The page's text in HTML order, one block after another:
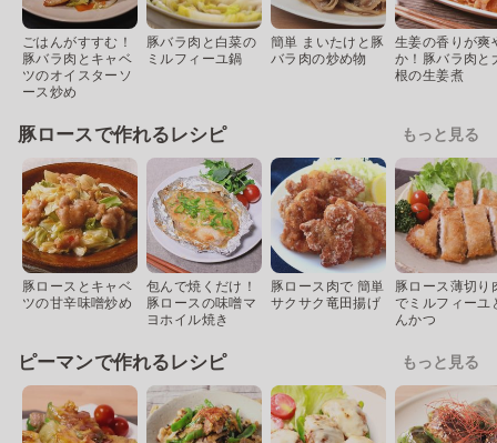
ごはんがすすむ！
豚バラ肉とキャベ
ツのオイスターソ
ース炒め
豚バラ肉と白菜の
ミルフィーユ鍋
簡単 まいたけと豚
バラ肉の炒め物
生姜の香りが爽
か！豚バラ肉と
根の生姜煮
豚ロースで作れるレシピ もっと見る
豚ロースとキャベ
ツの甘辛味噌炒め
包んで焼くだけ！
豚ロースの味噌マ
ヨホイル焼き
豚ロース肉で 簡単
サクサク竜田揚げ
豚ロース薄切り
でミルフィーユ
んかつ
ピーマンで作れるレシピ もっと見る